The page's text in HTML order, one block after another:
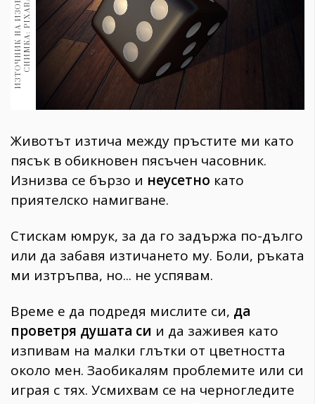
30+ 1970
Гурме 1710
Пътувай
Здраве
Gentlemen
Wellness
НИ
Животът изтича между пръстите ми като
пясък в обикновен пясъчен часовник.
Изнизва се бързо и неусетно като
приятелско намигване.
Стискам юмрук, за да го задържа по-дълго
или да забавя изтичането му. Боли, ръката
ми изтръпва, но... не успявам.
Време е да подредя мислите си, да
проветря душата си и да заживея като
изпивам на малки глътки от цветността
около мен. Заобикалям проблемите или си
играя с тях. Усмихвам се на черногледите